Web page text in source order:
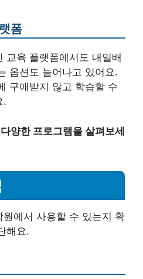
폼
교육 플랫폼에서도 내일배
옵션도 늘어나고 있어요.
구애받지 않고 학습할 수
.
양한 프로그램을 살펴보세
에서 사용할 수 있는지 확
해요.